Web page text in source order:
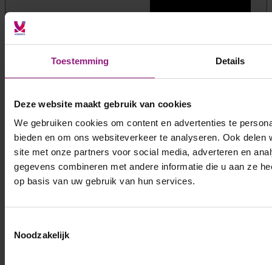
Toestemming Details
Deze website maakt gebruik van cookies
We gebruiken cookies om content en advertenties te
bieden en om ons websiteverkeer te analyseren. Ook
site met onze partners voor social media, adverteren en
gegevens combineren met andere informatie die u aan ze
op basis van uw gebruik van hun services.
Noodzakelijk